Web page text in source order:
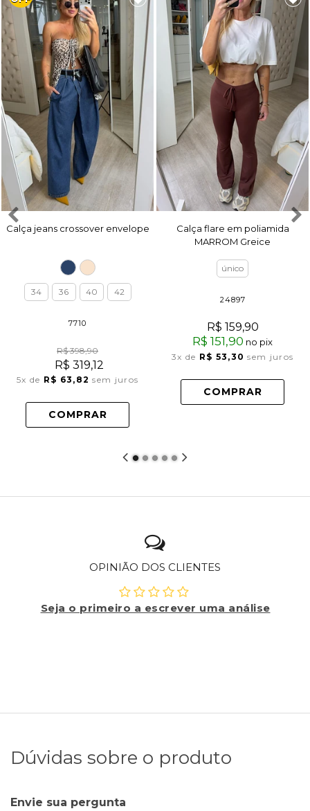
Calça jeans crossover envelope
34 36 40 42
7710
R$ 398,90
R$ 319,12
5x de R$ 63,82 sem juros
COMPRAR
Calça flare em poliamida
MARROM Greice
único
24897
R$ 159,90
R$ 151,90 no pix
3x de R$ 53,30 sem juros
COMPRAR
OPINIÃO DOS CLIENTES
Seja o primeiro a escrever uma análise
Dúvidas sobre o produto
Envie sua pergunta